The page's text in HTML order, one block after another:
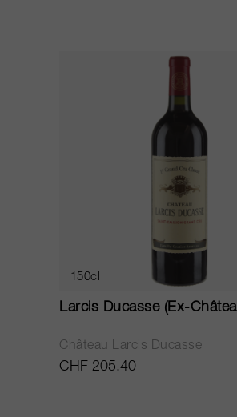
150cl
Larcis Ducasse (Ex-
Château Larcis Ducasse
CHF 205.40